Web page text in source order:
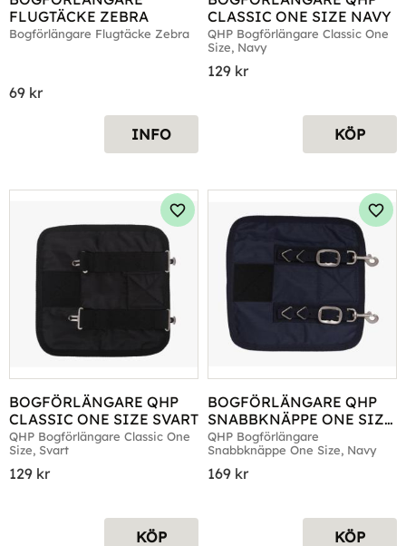
FLUGTÄCKE ZEBRA
Bogförlängare Flugtäcke Zebra
69 kr
INFO
CLASSIC ONE SIZE NAVY
QHP Bogförlängare Classic One
Size, Navy
129 kr
KÖP
BOGFÖRLÄNGARE QHP
CLASSIC ONE SIZE SVART
QHP Bogförlängare Classic One
Size, Svart
129 kr
Lägg till i favoriter
KÖP
BOGFÖRLÄNGARE QHP
SNABBKNÄPPE ONE SIZE
NAVY
QHP Bogförlängare
Snabbknäppe One Size, Navy
169 kr
KÖP